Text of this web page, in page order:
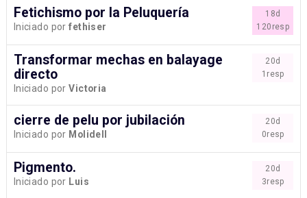
18d
120resp
Fetichismo por la Peluquería
Iniciado porfethiser
20d
1resp
Transformar mechas en balayage
directo
Iniciado porVictoria
20d
0resp
cierre de pelu por jubilación
Iniciado por Molidell
20d
3resp
Pigmento.
Iniciado por Luis